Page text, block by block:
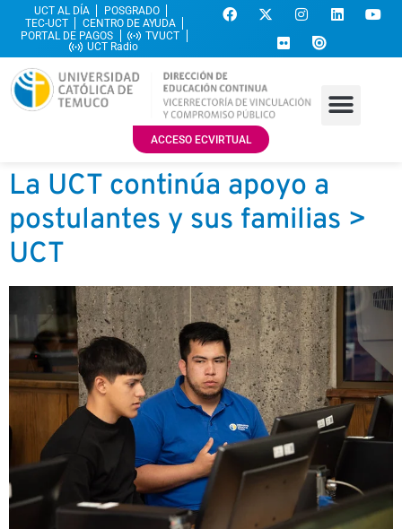
UCT AL DÍA
POSGRADO
TEC-UCT
CENTRO DE AYUDA
PORTAL DE PAGOS
TVUCT
UCT Radio
ACCESO ECVIRTUAL
La UCT continúa apoyo a
postulantes y sus familias >
UCT